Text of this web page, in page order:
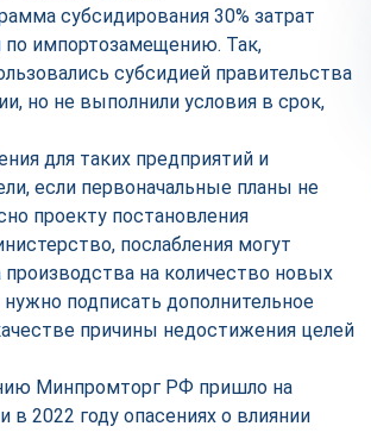
субсидирования 30% затрат
по импортозамещению. Так,
субсидией правительства
но не выполнили условия в срок,
для таких предприятий и
если первоначальные планы не
проекту постановления
послабления могут
на количество новых
подписать дополнительное
причины недостижения целей
Минпромторг РФ пришло на
2022 году опасениях о влиянии